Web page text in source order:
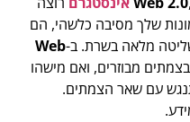
שלך מסיבה כלשהי, הם
מלאה בשרת. ב-Web
מבוזרים, ואם מישהו
עם שאר הצמתים.